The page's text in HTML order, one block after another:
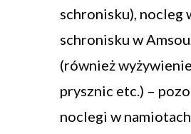
schronisku), nocleg
schronisku w
(również
prysznic etc.) –
noclegi w